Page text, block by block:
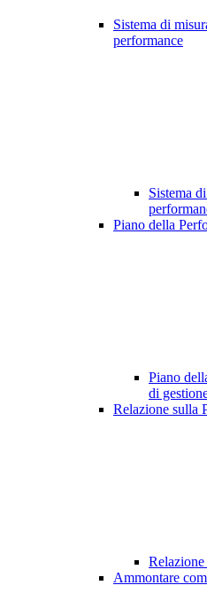
Sistema di
performance
Sistema
Piano della
Piano
di
Relazione sulla
Ammontare